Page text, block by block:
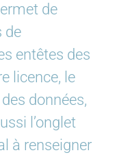
de
de
entêtes des
licence, le
données,
l’onglet
à renseigner